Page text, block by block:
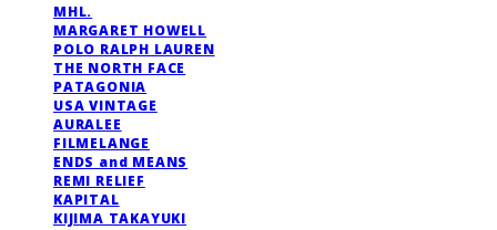
MHL.
MARGARET HOWELL
POLO RALPH LAUREN
THE NORTH FACE
PATAGONIA
USA VINTAGE
AURALEE
FILMELANGE
ENDS and MEANS
REMI RELIEF
KAPITAL
KIJIMA TAKAYUKI